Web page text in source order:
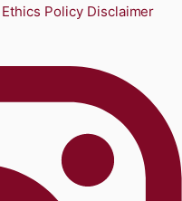
Ethics Policy Disclaimer